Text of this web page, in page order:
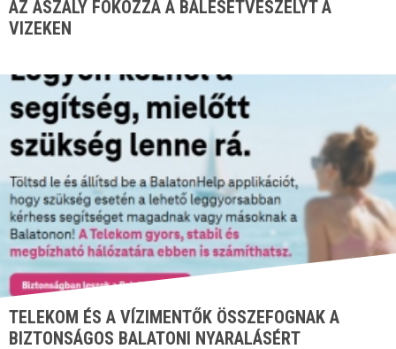
AZ ASZÁLY FOKOZZA A BALESETVESZÉLYT A
VIZEKEN
TELEKOM ÉS A VÍZIMENTŐK ÖSSZEFOGNAK A
BIZTONSÁGOS BALATONI NYARALÁSÉRT